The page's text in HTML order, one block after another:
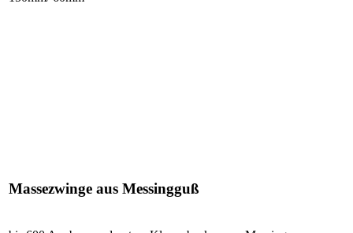
Massezwinge aus Messingguß